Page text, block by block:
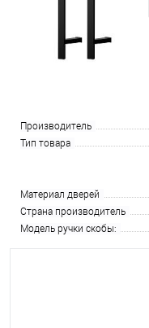
Производитель
Тип товара
Материал дверей
Страна производитель
Модель ручки скобы: